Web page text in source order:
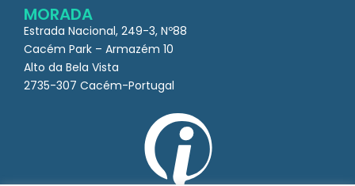
MORADA
Estrada Nacional, 249-3, Nº88
Cacém Park – Armazém 10
Alto da Bela Vista
2735-307 Cacém-Portugal